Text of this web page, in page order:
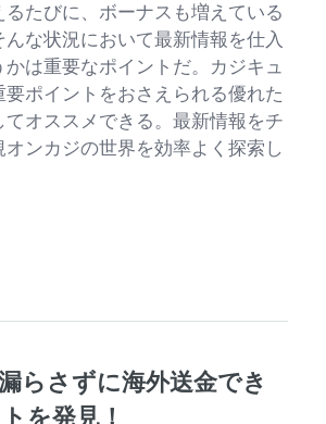
たびに、ボーナスも増えている
な状況において最新情報を仕入
は重要なポイントだ。カジキュ
ポイントをおさえられる優れた
オススメできる。最新情報をチ
オンカジの世界を効率よく探索し
らさずに海外送金でき
を発見！